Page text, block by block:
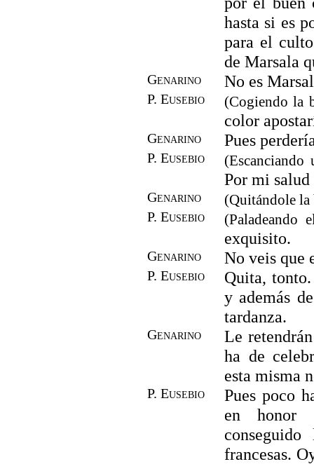
hasta si es
para el
de Marsala
Genarino No es
P. Eusebio (Cogiendo la
color
Genarino Pues
P. Eusebio
Por mi salud
Genarino (Quitándole la
P. Eusebio (Paladeando
exquisito.
Genarino No veis que
P. Eusebio
Quita,
y además
tardanza.
Genarino
Le
ha de
esta misma
P. Eusebio
Pues poco
en honor
francesas.